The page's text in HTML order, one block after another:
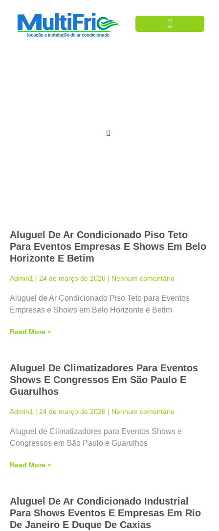
Aluguel De Ar Condicionado Piso Teto
Para Eventos Empresas E Shows Em Belo
Horizonte E Betim
Admin1 24 de março de 2026 Nenhum comentário
Aluguel de Ar Condicionado Piso Teto para Eventos
Empresas e Shows em Belo Horizonte e Betim
Read More »
Aluguel De Climatizadores Para Eventos
Shows E Congressos Em São Paulo E
Guarulhos
Admin1 24 de março de 2026 Nenhum comentário
Aluguel de Climatizadores para Eventos Shows e
Congressos em São Paulo e Guarulhos
Read More »
Aluguel De Ar Condicionado Industrial
Para Shows Eventos E Empresas Em Rio
De Janeiro E Duque De Caxias